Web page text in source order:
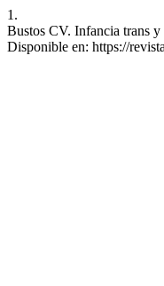
1.
Bustos CV. Infancia trans
Disponible en: https://